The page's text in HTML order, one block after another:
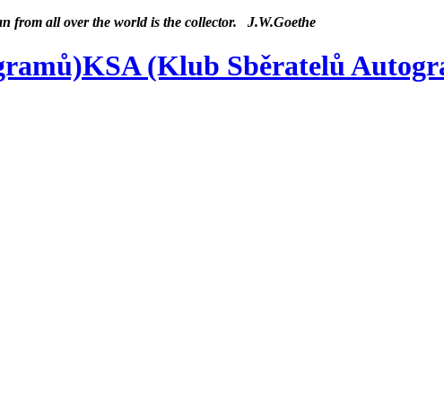
from all over the world is the collector. J.W.Goethe
KSA (Klub Sběratelů